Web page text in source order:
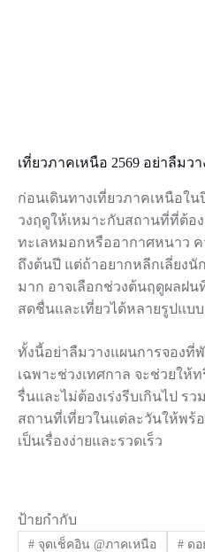
เที่ยวภาคเหนือ 2569 อย่าลืมว
ก่อนเดินทางเที่ยวภาคเหนือใน
วงฤดูให้เหมาะกับสถานที่ที่ต้อ
ทะเลหมอกหรืออากาศหนาว ค
ถึงต้นปี แต่ถ้าอยากหลีกเลี่ยงนั
มาก อาจเลือกช่วงต้นฤดูผลฝน
สดชื่นและเที่ยวได้หลายรูปแบบ
ทั้งนี้อย่าลืมวางแผนการจองที่
เฉพาะช่วงเทศกาล จะช่วยให้
รื่นและไม่ต้องเร่งรีบเกินไป รว
สถานที่เที่ยวในแต่ละวันให้พร้
เป็นเรื่องง่ายและรวดเร็ว
ป้ายกำกับ
#จุดเช็คอิน @ภาคเหนือ #ดอ